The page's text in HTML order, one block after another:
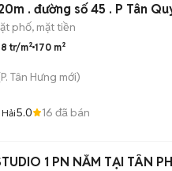
. đường số 45 . P Tân
phố, mặt tiền
tr/m² 170 m²
P. Tân Hưng mới)
5.0 16 đã bán
1 PN NẰM TẠI TÂN